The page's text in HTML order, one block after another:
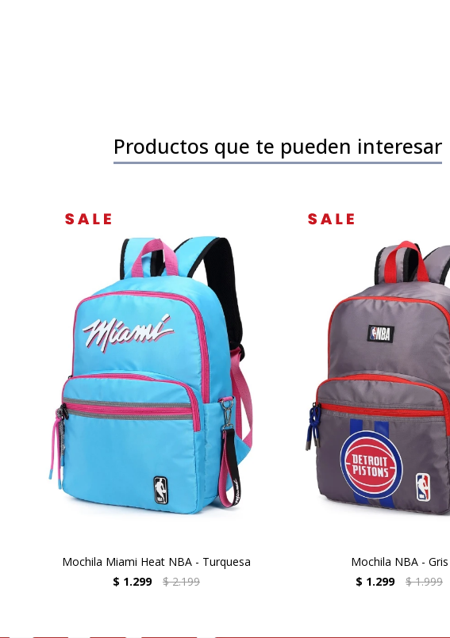
Productos que te pueden interesar
Mochila Miami Heat NBA - Turquesa
$ 1.299 $ 2.199
Mochila NBA - Gris
$ 1.299 $ 1.999